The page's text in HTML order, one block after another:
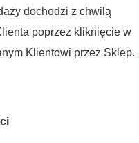
dochodzi z chwilą
poprzez kliknięcie w
Klientowi przez Sklep.